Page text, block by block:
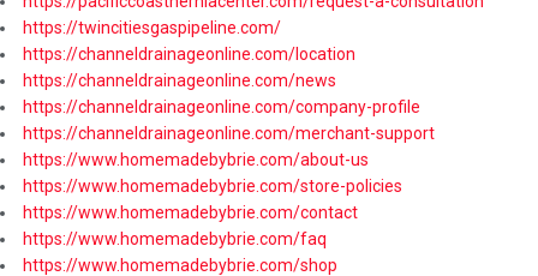
https://twincitiesgaspipeline.com/
https://channeldrainageonline.com/location
https://channeldrainageonline.com/news
https://channeldrainageonline.com/company-profile
https://channeldrainageonline.com/merchant-support
https://www.homemadebybrie.com/about-us
https://www.homemadebybrie.com/store-policies
https://www.homemadebybrie.com/contact
https://www.homemadebybrie.com/faq
https://www.homemadebybrie.com/shop